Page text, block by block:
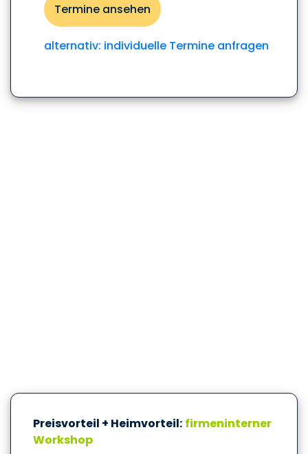
Termine ansehen
alternativ: individuelle Termine anfragen
Preisvorteil + Heimvorteil: firmeninterner
Workshop